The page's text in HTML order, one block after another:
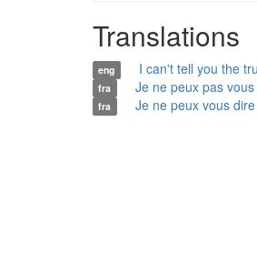
Translations
eng I can't tell you the
fra Je ne peux pas
fra Je ne peux vous